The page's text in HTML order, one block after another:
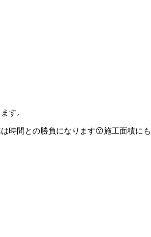
す。
間との勝負になります😗施工面積に